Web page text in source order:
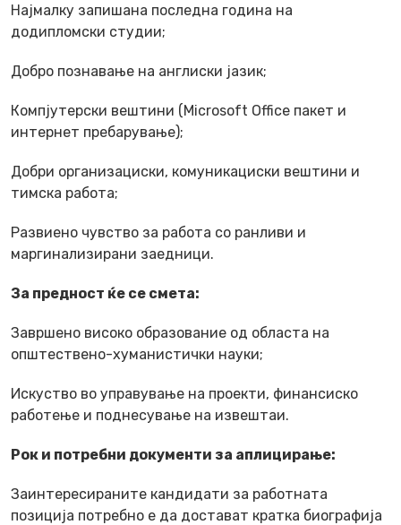
Најмалку запишана последна година на
додипломски студии;
Добро познавање на англиски јазик;
Компјутерски вештини (Microsoft Office пакет и
интернет пребарување);
Добри организациски, комуникациски вештини и
тимска работа;
Развиено чувство за работа со ранливи и
маргинализирани заедници.
За предност ќе се смета:
Завршено високo образование од областа на
општествено-хуманистички науки;
Искуство во управување на проекти, финансиско
работење и поднесување на извештаи.
Рок и потребни документи за аплицирање:
Заинтересираните кандидати за работната
позиција потребно е да достават кратка биографија